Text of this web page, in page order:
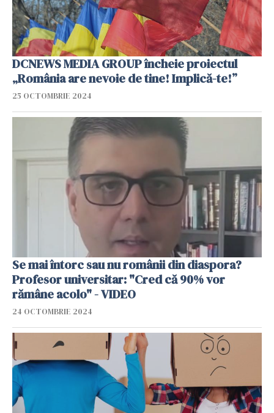
DCNEWS MEDIA GROUP încheie proiectul
„România are nevoie de tine! Implică-te!”
25 OCTOMBRIE 2024
Se mai întorc sau nu românii din diaspora?
Profesor universitar: "Cred că 90% vor
rămâne acolo" - VIDEO
24 OCTOMBRIE 2024